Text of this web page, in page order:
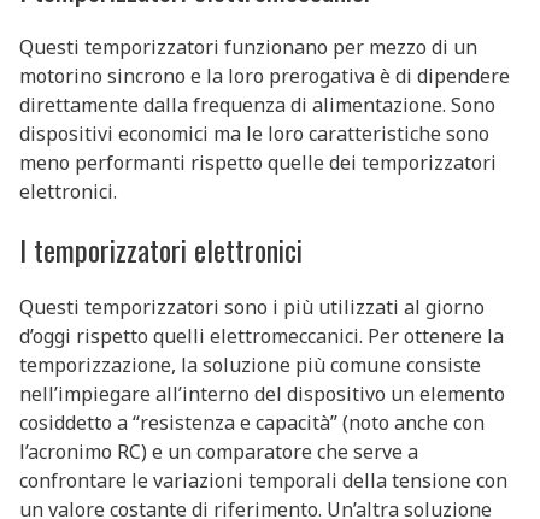
Questi temporizzatori funzionano per mezzo di un
motorino sincrono e la loro prerogativa è di dipendere
direttamente dalla frequenza di alimentazione. Sono
dispositivi economici ma le loro caratteristiche sono
meno performanti rispetto quelle dei temporizzatori
elettronici.
I temporizzatori elettronici
Questi temporizzatori sono i più utilizzati al giorno
d’oggi rispetto quelli elettromeccanici. Per ottenere la
temporizzazione, la soluzione più comune consiste
nell’impiegare all’interno del dispositivo un elemento
cosiddetto a “resistenza e capacità” (noto anche con
l’acronimo RC) e un comparatore che serve a
confrontare le variazioni temporali della tensione con
un valore costante di riferimento. Un’altra soluzione